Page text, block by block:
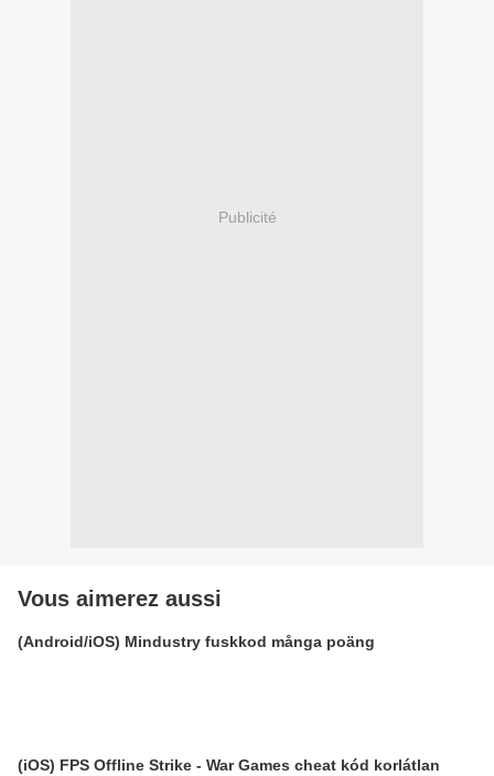
Publicité
Vous aimerez aussi
(Android/iOS) Mindustry fuskkod många poäng
(iOS) FPS Offline Strike - War Games cheat kód korlátlan